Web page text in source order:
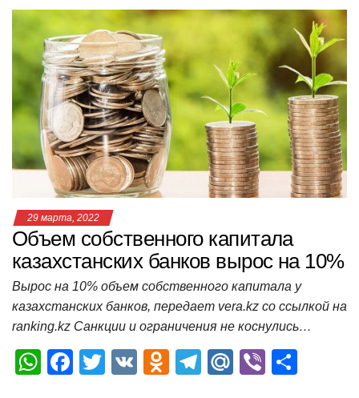
at
s
A
p
p
c
e
b
o
o
k
tt
er
n
o
kl
a
ss
ni
ki
e
gr
a
m
.R er п
р
а
в
и
т
ь
29 марта, 2022
Объем собственного капитала
казахстанских банков вырос на 10%
Вырос на 10% объем собственного капитала у
казахстанских банков, передает vera.kz со ссылкой на
ranking.kz Санкции и ограничения не коснулись…
W
F
T
V
O
T
M
Vi